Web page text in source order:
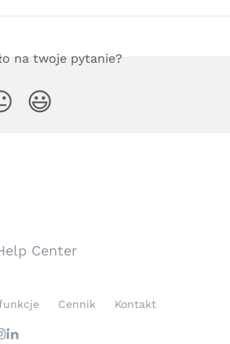
na twoje pytanie?
😃
Cennik Kontakt